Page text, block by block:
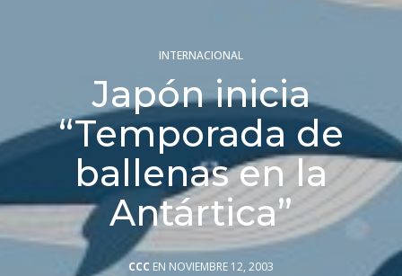
INTERNACIONAL
Japón inicia
“Temporada de
ballenas en la
Antártica”
CCC EN NOVIEMBRE 12, 2003